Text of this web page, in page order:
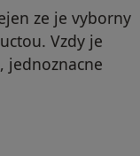
ze je vyborny
Vzdy je
jednoznacne